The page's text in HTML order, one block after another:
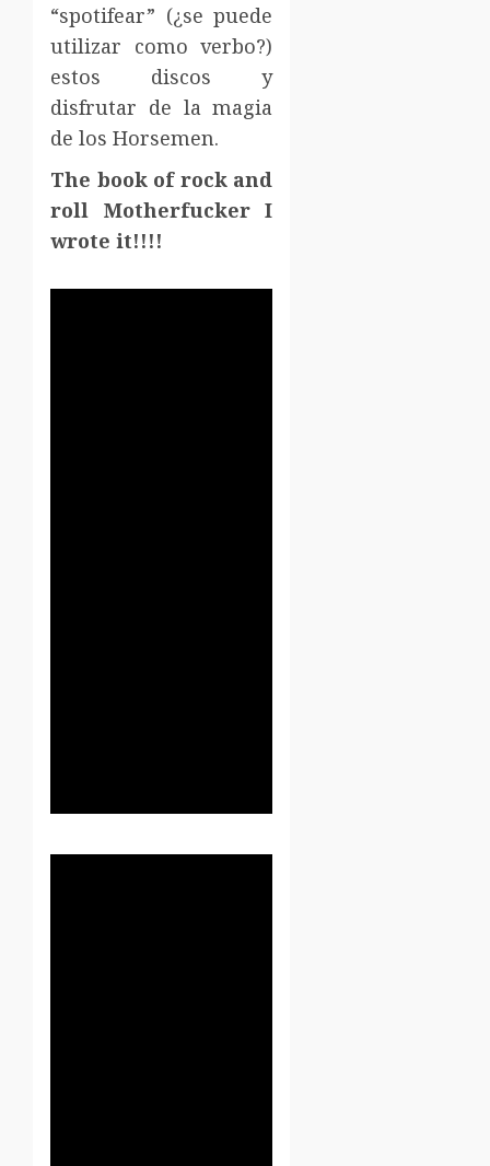
“spotifear” (¿se puede
utilizar como verbo?)
estos discos y
disfrutar de la magia
de los Horsemen.
The book of rock and
roll Motherfucker I
wrote it!!!!